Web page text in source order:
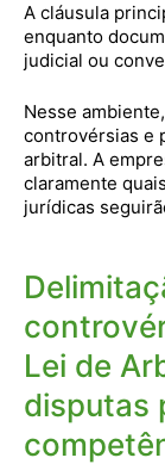
A cláusula
enquanto
judicial ou
Nesse
controvérsias e
arbitral. A
claramente
jurídicas
Lei de
disputas